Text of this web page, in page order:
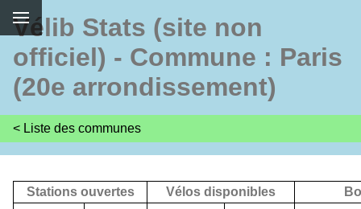
Vélib Stats (site non
officiel) - Commune : Paris
(20e arrondissement)
< Liste des communes
Stations ouvertes Vélos disponibles